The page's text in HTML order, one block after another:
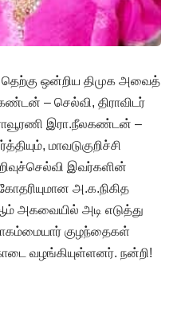
தெற்கு ஒன்றிய திமுக அவைத்
– செல்வி, திராவிடர்
இரா.நீலகண்டன் –
மாவடுகுறிச்சி
இவர்களின்
அ.க.நிகித
அகவையில் அடி எடுத்து
குழந்தைகள்
வழங்கியுள்ளனர். நன்றி!